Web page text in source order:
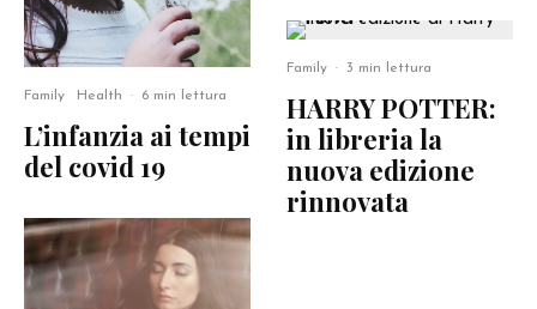
Family Health · 6 min lettura
L’infanzia ai tempi
del covid 19
Family · 3 min lettura
HARRY POTTER:
in libreria la
nuova edizione
rinnovata